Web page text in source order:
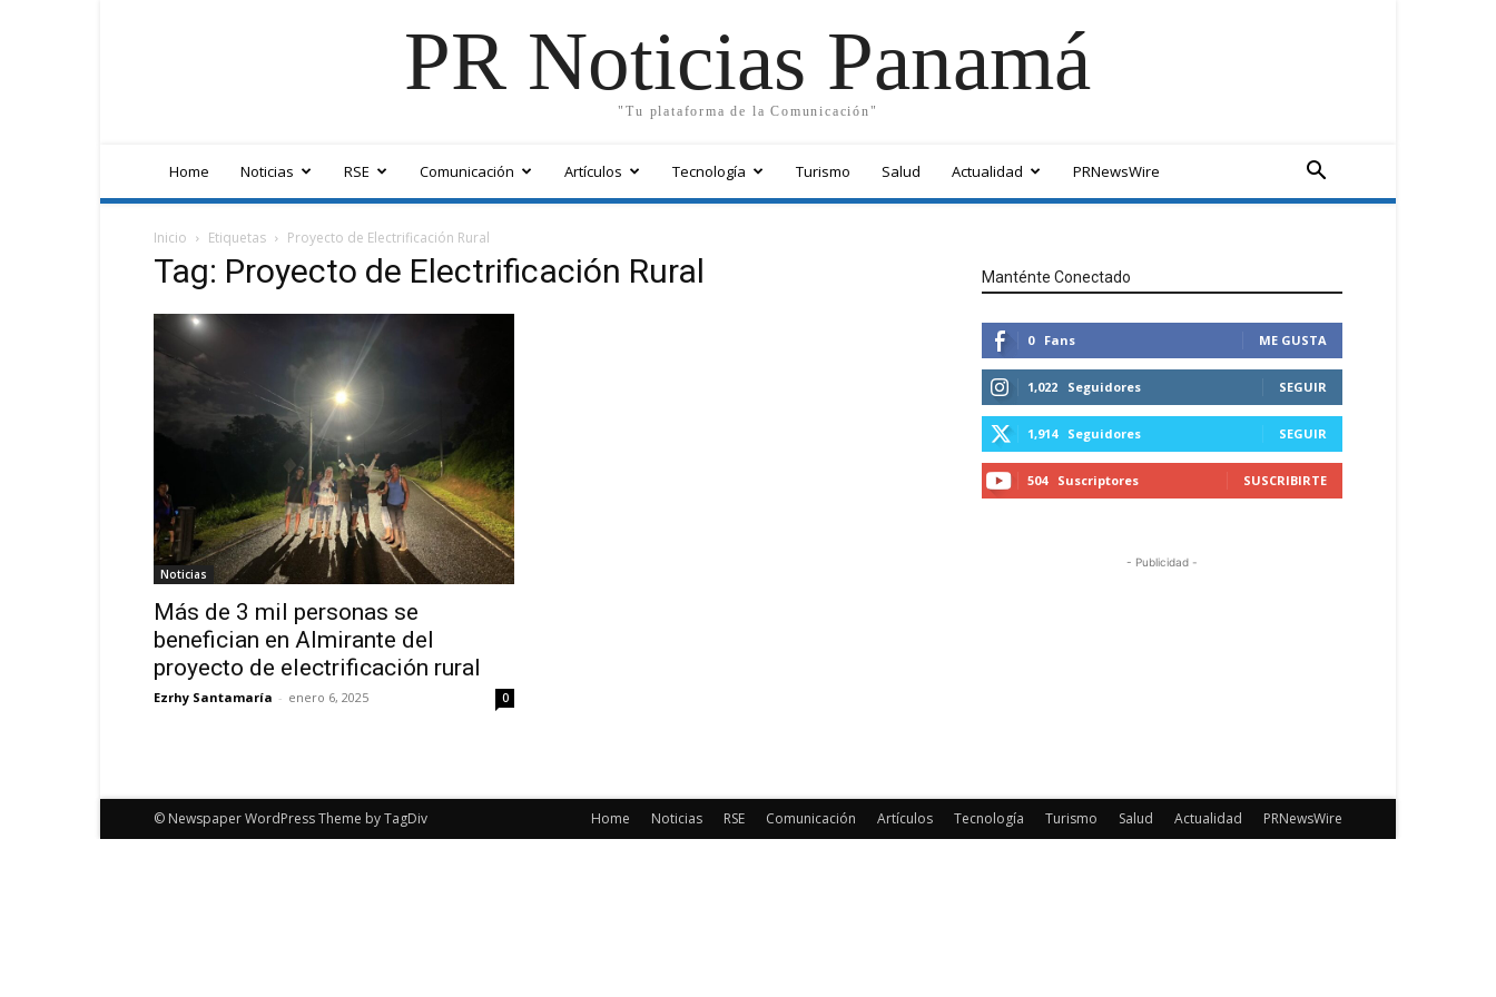
PR Noticias Panamá
"Tu plataforma de la Comunicación"
Home Noticias RSE Comunicación Artículos Tecnología Turismo Salud Actualidad PRNewsWire
Inicio Etiquetas Proyecto de Electrificación Rural
Tag: Proyecto de Electrificación Rural
Noticias
Más de 3 mil personas se
benefician en Almirante del
proyecto de electrificación rural
Ezrhy Santamaría - enero 6, 2025 0
Manténte Conectado
0 Fans ME GUSTA
1,022 Seguidores SEGUIR
1,914 Seguidores SEGUIR
504 Suscriptores SUSCRIBIRTE
- Publicidad -
Home Noticias RSE Comunicación Artículos Tecnología Turismo Salud Actualidad PRNewsWire
© Newspaper WordPress Theme by TagDiv